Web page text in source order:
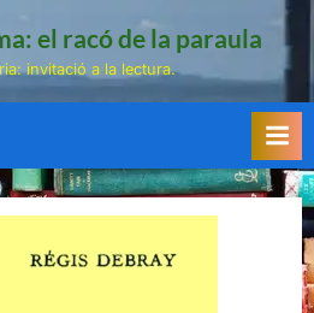
el racó de la paraula
invitació a la lectura.